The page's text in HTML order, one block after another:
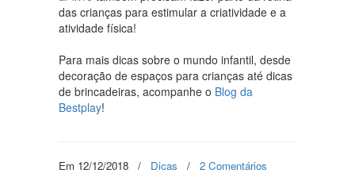
das crianças para estimular a criatividade e a
atividade física!
Para mais dicas sobre o mundo infantil, desde
decoração de espaços para crianças até dicas
de brincadeiras, acompanhe o Blog da
Bestplay!
Em 12/12/2018 / Dicas / 2 Comentários